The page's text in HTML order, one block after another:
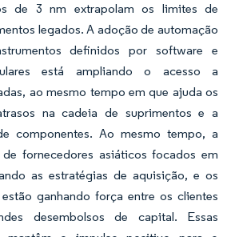
de 3 nm extrapolam os limites de
legados. A adoção de automação
definidos por software e
está ampliando o acesso a
ao mesmo tempo em que ajuda os
na cadeia de suprimentos e a
componentes. Ao mesmo tempo, a
fornecedores asiáticos focados em
as estratégias de aquisição, e os
ganhando força entre os clientes
desembolsos de capital. Essas